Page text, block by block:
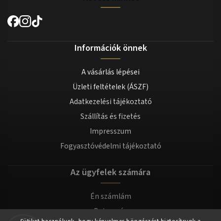
Információk önnek
A vásárlás lépései
Üzleti feltételek (ÁSZF)
Adatkezelési tájékoztató
Szállítás és fizetés
Impresszum
Fogyasztóvédelmi tájékoztató
Az ügyfelek számára
Én számlám
Bejegyzés